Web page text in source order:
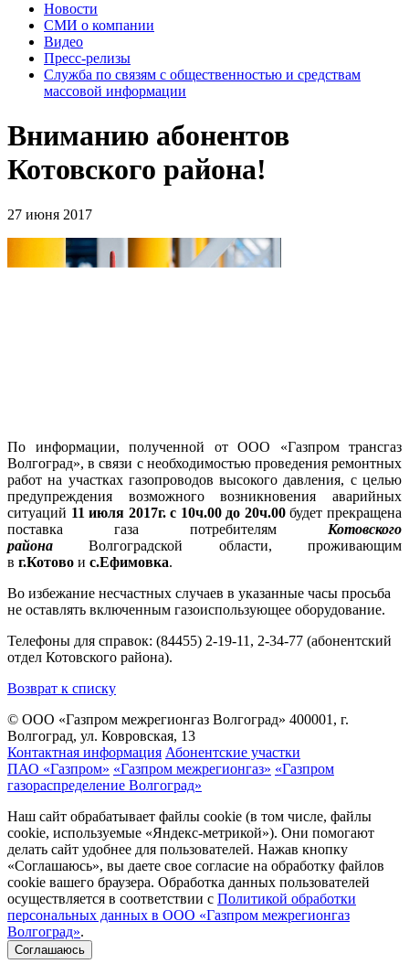
Новости
СМИ о компании
Видео
Пресс-релизы
Служба по связям с общественностью и средствам
массовой информации
Вниманию абонентов
Котовского района!
27 июня 2017
По информации, полученной от ООО «Газпром трансгаз
Волгоград», в связи с необходимостью проведения ремонтных
работ на участках газопроводов высокого давления, с целью
предупреждения возможного возникновения аварийных
ситуаций 11 июля 2017г. с 10ч.00 до 20ч.00будет прекращена
поставка газа потребителям Котовского
района Волгоградской области, проживающим
в г.Котово и с.Ефимовка.
Во избежание несчастных случаев в указанные часы просьба
не оставлять включенным газоиспользующее оборудование.
Телефоны для справок: (84455) 2-19-11, 2-34-77 (абонентский
отдел Котовского района).
Возврат к списку
© ООО «Газпром межрегионгаз Волгоград» 400001, г.
Волгоград, ул. Ковровская, 13
Контактная информация Абонентские участки
ПАО «Газпром» «Газпром межрегионгаз» «Газпром
газораспределение Волгоград»
Наш сайт обрабатывает файлы cookie (в том числе, файлы
cookie, используемые «Яндекс-метрикой»). Они помогают
делать сайт удобнее для пользователей. Нажав кнопку
«Соглашаюсь», вы даете свое согласие на обработку файлов
cookie вашего браузера. Обработка данных пользователей
осуществляется в соответствии с Политикой обработки
персональных данных в ООО «Газпром межрегионгаз
Волгоград».
Соглашаюсь